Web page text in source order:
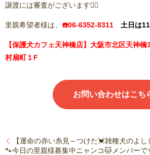
譲渡には審査がございます🙇‍♂️
里親希望者様は、 ☎️06-6352-8311 土日は11
【保護犬カフェ天神橋店】大阪市北区天神
村扇町１F
お問い合わせはこち
【運命の赤い糸見～つけた💓雑種犬のよ
🐾今日の里親様募集中ニャンコ🐱メンバー